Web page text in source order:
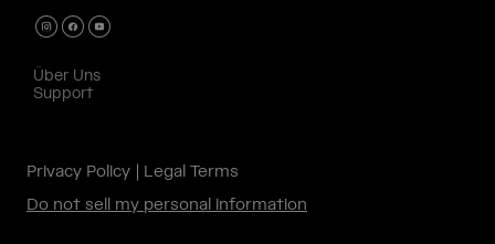
Über Uns
Support
Privacy Policy
Legal Terms
Do not sell my personal information